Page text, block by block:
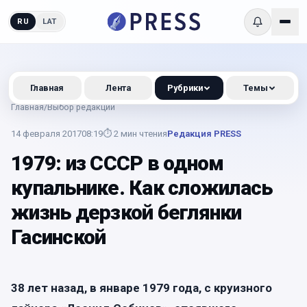
RU LAT
Главная/Выбор редакции
14 февраля 201708:19⏱ 2 мин чтенияРедакция PRESS
1979: из СССР в одном
купальнике. Как сложилась
жизнь дерзкой беглянки
Гасинской
38 лет назад, в январе 1979 года, с круизного
Главная Лента Рубрики Темы